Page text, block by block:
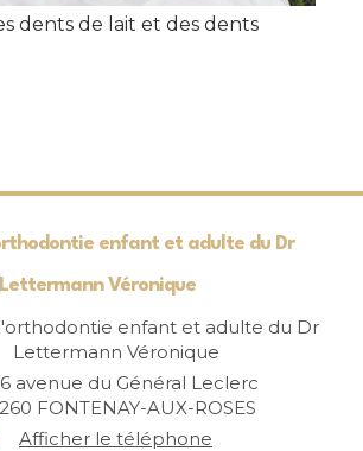
dents de lait et des dents
enfant et adulte du Dr
Lettermann Véronique
enfant et adulte du Dr
Lettermann Véronique
avenue du Général Leclerc
FONTENAY-AUX-ROSES
Afficher le téléphone